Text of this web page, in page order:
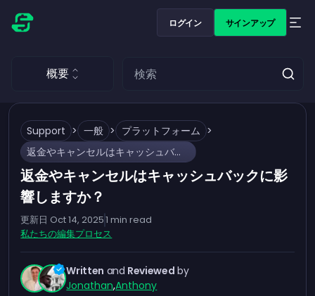
ログイン サインアップ
概要
Support > 一般 > プラットフォーム >
返金やキャンセルはキャッシュバックに影響しますか？
返金やキャンセルはキャッシュバックに影
響しますか？
更新日 Oct 14, 20251 min read
私たちの編集プロセス
Written and Reviewed by
Jonathan,Anthony